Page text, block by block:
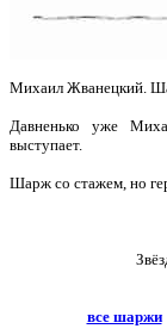
Михаил Жванецкий.
Давненько уже
выступает.
Шарж со стажем, но
все шаржи